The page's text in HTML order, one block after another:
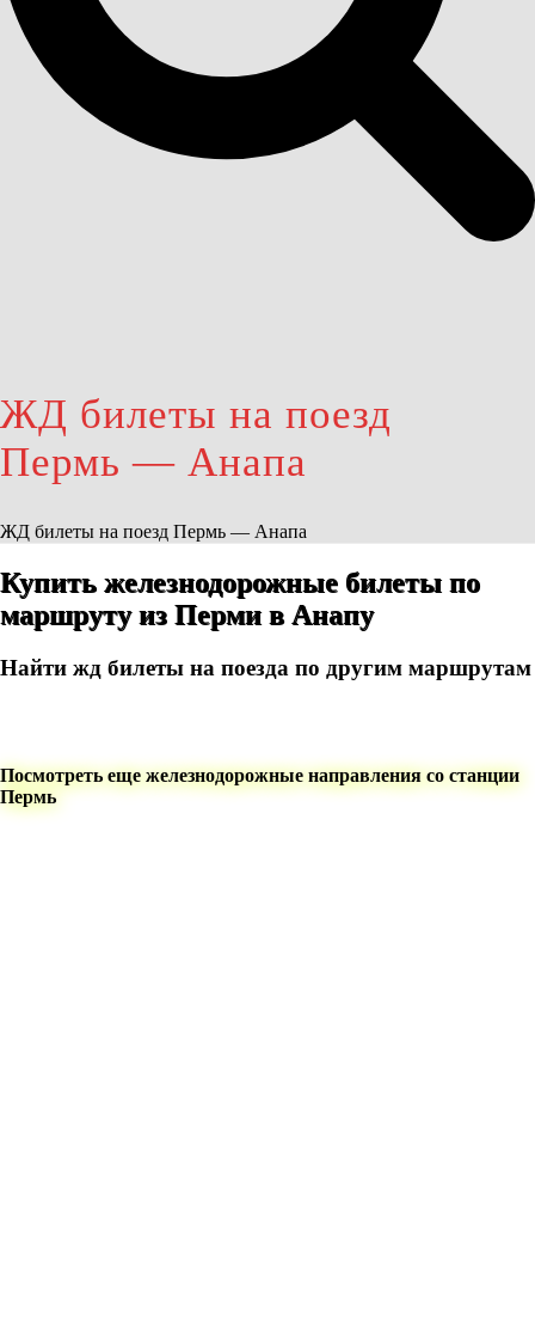
ЖД билеты на поезд
Пермь — Анапа
ЖД билеты на поезд Пермь — Анапа
Купить железнодорожные билеты по
маршруту из Перми в Анапу
Найти жд билеты на поезда по другим маршрутам
Посмотреть еще железнодорожные направления со станции
Пермь